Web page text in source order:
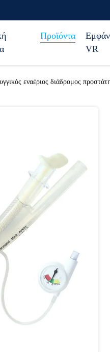
Προϊόντα
VR
εναέριος διάδρομος